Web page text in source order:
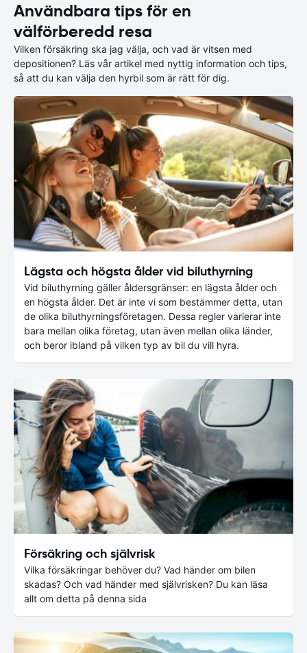
Användbara tips för en
välförberedd resa
Vilken försäkring ska jag välja, och vad är vitsen med
depositionen? Läs vår artikel med nyttig information och tips,
så att du kan välja den hyrbil som är rätt för dig.
Lägsta och högsta ålder vid biluthyrning
Vid biluthyrning gäller åldersgränser: en lägsta ålder och
en högsta ålder. Det är inte vi som bestämmer detta, utan
de olika biluthyrningsföretagen. Dessa regler varierar inte
bara mellan olika företag, utan även mellan olika länder,
och beror ibland på vilken typ av bil du vill hyra.
Försäkring och självrisk
Vilka försäkringar behöver du? Vad händer om bilen
skadas? Och vad händer med självrisken? Du kan läsa
allt om detta på denna sida